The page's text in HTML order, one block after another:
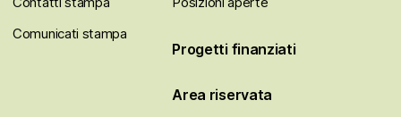
Comunicati stampa
Progetti finanziati
Area riservata